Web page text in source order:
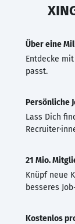
Über eine
Entdecke
passt.
Persönliche
Lass Dich
21 Mio.
Knüpf neue
besseres
Kostenlos